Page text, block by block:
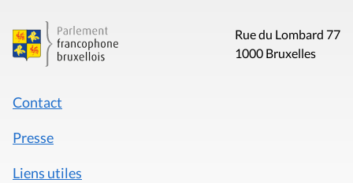
Rue du Lombard 77
1000 Bruxelles
Contact
Presse
Liens utiles